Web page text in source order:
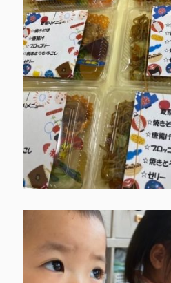
鳩の子保育園の特色
▶
代表挨拶 ▶